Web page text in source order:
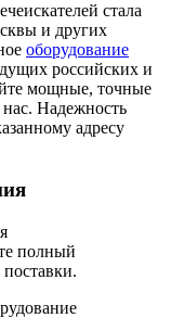
стала
и других
оборудование
российских и
мощные, точные
Надежность
адресу
полный